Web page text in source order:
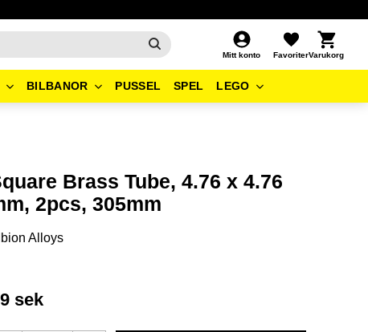
Mitt konto
Favoriter
Kundvagn
BILBANOR PUSSEL SPEL LEGO
Brass Tube, 4.76 x 4.76
2pcs, 305mm
Alloys
sek